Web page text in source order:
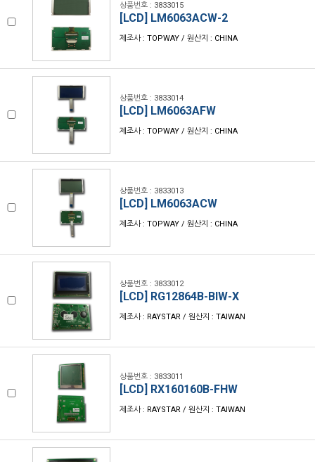
상품번호 : 3833015
[LCD] LM6063ACW-2
제조사 : TOPWAY / 원산지 : CHINA
상품번호 : 3833014
[LCD] LM6063AFW
제조사 : TOPWAY / 원산지 : CHINA
상품번호 : 3833013
[LCD] LM6063ACW
제조사 : TOPWAY / 원산지 : CHINA
상품번호 : 3833012
[LCD] RG12864B-BIW-X
제조사 : RAYSTAR / 원산지 : TAIWAN
상품번호 : 3833011
[LCD] RX160160B-FHW
제조사 : RAYSTAR / 원산지 : TAIWAN